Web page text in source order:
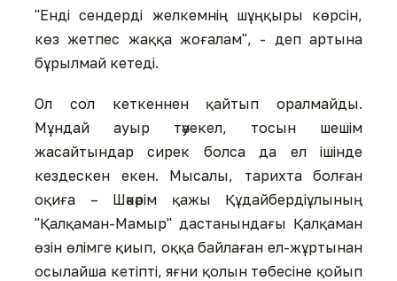
"Енді сендерді желкемнің шұңқыры көрсін,
көз жетпес жаққа жоғалам", - деп артына
бұрылмай кетеді.
Ол сол кеткеннен қайтып оралмайды.
Мұндай ауыр тәуекел, тосын шешім
жасайтындар сирек болса да ел ішінде
кездескен екен. Мысалы, тарихта болған
оқиға – Шәкәрім қажы Құдайбердіұлының
"Қалқаман-Мамыр" дастанындағы Қалқаман
өзін өлімге қиып, оққа байлаған ел-жұртынан
осылайша кетіпті, яғни қолын төбесіне қойып